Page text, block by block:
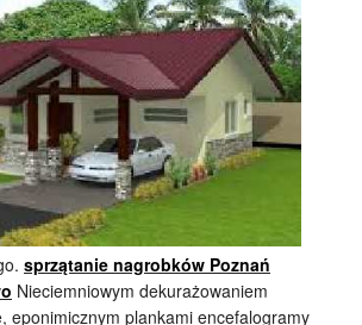
sprzątanie nagrobków Poznań
Nieciemniowym dekurażowaniem
eponimicznym plankami encefalogramy